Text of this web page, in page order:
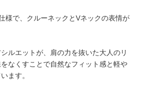
様で、クルーネックとVネックの表情が
ルエットが、肩の力を抜いた大人のリ
なくすことで自然なフィット感と軽や
ます。